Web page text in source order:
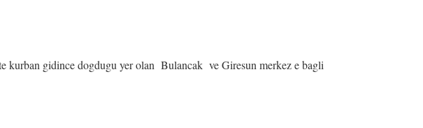
kurban gidince dogdugu yer olan Bulancak ve Giresun merkez e bagli